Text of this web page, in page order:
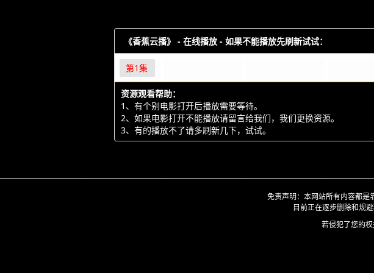
《香蕉云播》 - 在线播放 - 如果不能播放先刷新试试：
第1集
资源观看帮助：
1、有个别电影打开后播放需要等待。
2、如果电影打开不能播放请留言给我们，我们更换资源。
3、有的播放不了请多刷新几下，试试。
免责声明：本网站所有内容都是
目前正在逐步删除和规
若侵犯了您的